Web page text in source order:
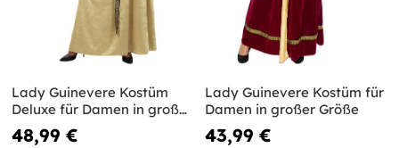
Lady Guinevere Kostüm
Deluxe für Damen in großer
Größe
48,99 €
Lady Guinevere Kostüm für
Damen in großer Größe
43,99 €